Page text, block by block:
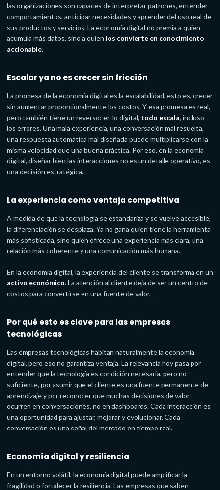
las organizaciones son capaces de interpretar patrones, entender
comportamientos, anticipar necesidades y aprender del uso real de
sus productos y servicios. La economía digital no premia a quien
acumula más datos, sino a quien los convierte en conocimiento
accionable.
Escalar ya no es crecer sin fricción
La promesa de la economía digital es la escalabilidad, esto es, crecer
sin aumentar proporcionalmente los costos. Y esa promesa es real,
pero también tiene un reverso: en lo digital, todo escala, incluso
los errores. Una mala experiencia, una conversación mal resuelta,
una respuesta automática mal diseñada puede multiplicarse con la
misma velocidad que una buena práctica. Por eso, en la economía
digital, diseñar bien las interacciones no es un detalle operativo, es
una decisión estratégica.
La experiencia como ventaja competitiva
A medida de que la tecnología se estandariza y se vuelve accesible,
la diferenciación se desplaza. Ya no gana quien tiene la herramienta
más sofisticada, sino quien ofrece una experiencia más clara, una
relación más coherente y una comunicación más humana.
En la economía digital, la experiencia del cliente se transforma en un
activo económico. La atención al cliente deja de ser un centro de
costos para convertirse en una fuente de valor.
Por qué esto es clave para las empresas
tecnológicas
Las empresas tecnológicas habitan naturalmente la economía
digital, pero eso no garantiza ventaja. La relevancia hoy pasa por
entender que la tecnología es condición necesaria, pero no
suficiente, por asumir que el cliente es una fuente permanente de
aprendizaje y por reconocer que muchas decisiones de valor
ocurren en conversaciones, no en dashboards. Cada interacción es
una oportunidad para ajustar, mejorar y evolucionar. Cada
conversación es una señal del mercado en tiempo real.
Economía digital y resiliencia
En un entorno volátil, la economía digital puede amplificar la
fragilidad o fortalecer la resiliencia. Las empresas que saben